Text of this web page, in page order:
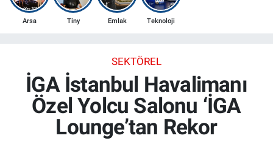
Arsa Tiny Emlak Teknoloji
SEKTÖREL
İGA İstanbul Havalimanı
Özel Yolcu Salonu ‘İGA
Lounge’tan Rekor